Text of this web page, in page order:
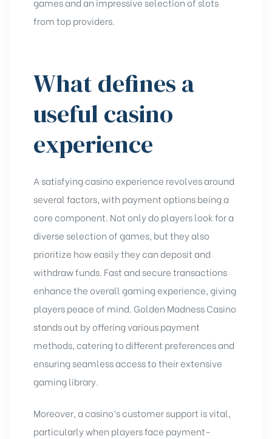
from top providers.
What defines a
useful casino
experience
A satisfying casino experience revolves around
several factors, with payment options being a
core component. Not only do players look for a
diverse selection of games, but they also
prioritize how easily they can deposit and
withdraw funds. Fast and secure transactions
enhance the overall gaming experience, giving
players peace of mind. Golden Madness Casino
stands out by offering various payment
methods, catering to different preferences and
ensuring seamless access to their extensive
gaming library.
Moreover, a casino’s customer support is vital,
particularly when players face payment-